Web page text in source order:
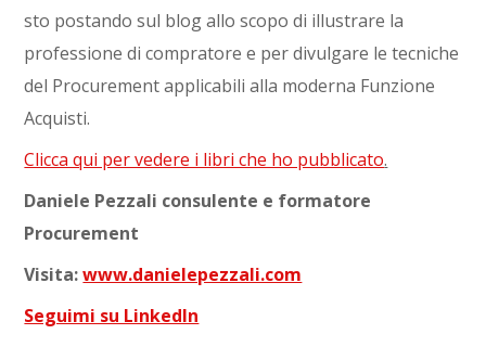
sto postando sul blog allo scopo di illustrare la
professione di compratore e per divulgare le tecniche
del Procurement applicabili alla moderna Funzione
Acquisti.
Clicca qui per vedere i libri che ho pubblicato.
Daniele Pezzali consulente e formatore
Procurement
Visita:www.danielepezzali.com
Seguimi su LinkedIn